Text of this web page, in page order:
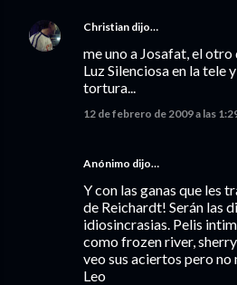
Christian dijo…
me uno a Josafat, el
Luz Silenciosa en la tele
tortura...
12 de febrero de 2009 a las
Anónimo dijo…
Y con las ganas que les
de Reichardt! Serán las
idiosincrasias. Pelis
como frozen river,
veo sus aciertos pero no
Leo